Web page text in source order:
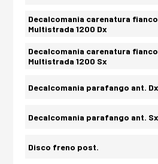
Decalcomania carenatura fianco
Multistrada 1200 Dx
Decalcomania carenatura fianco
Multistrada 1200 Sx
Decalcomania parafango ant. Dx
Decalcomania parafango ant. Sx
Disco freno post.